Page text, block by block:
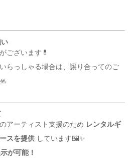
ございます💊
らっしゃる場合は、譲り合ってのご
アーティスト支援のため レンタルギ
スを提供 しています🖼️✨
が可能！